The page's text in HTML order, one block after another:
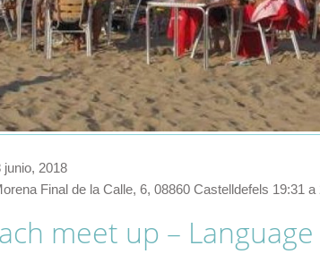
junio, 2018
Final de la Calle, 6, 08860 Castelldefels 19:31 a
meet up – Language